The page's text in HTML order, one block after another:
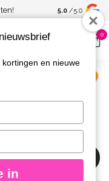
Spaar voor
kortingen
5.0 /5.0
0
en nieuwe
in